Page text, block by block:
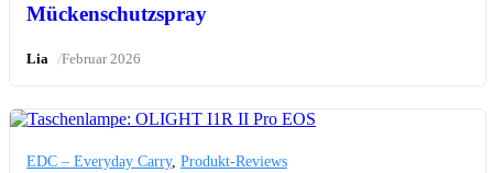
Mückenschutzspray
Lia /Februar 2026
EDC – Everyday Carry, Produkt-Reviews